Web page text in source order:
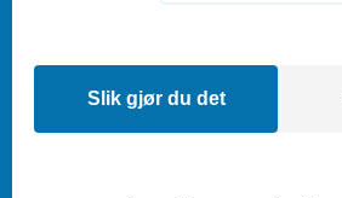
Slik gjør du det